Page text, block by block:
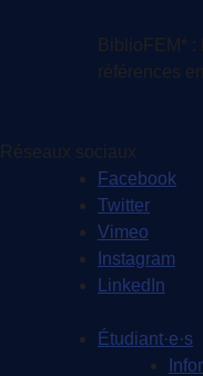
BiblioFEM* :
références
Réseaux sociaux
Facebook
Twitter
Vimeo
Instagram
LinkedIn
Étudiant·e·s